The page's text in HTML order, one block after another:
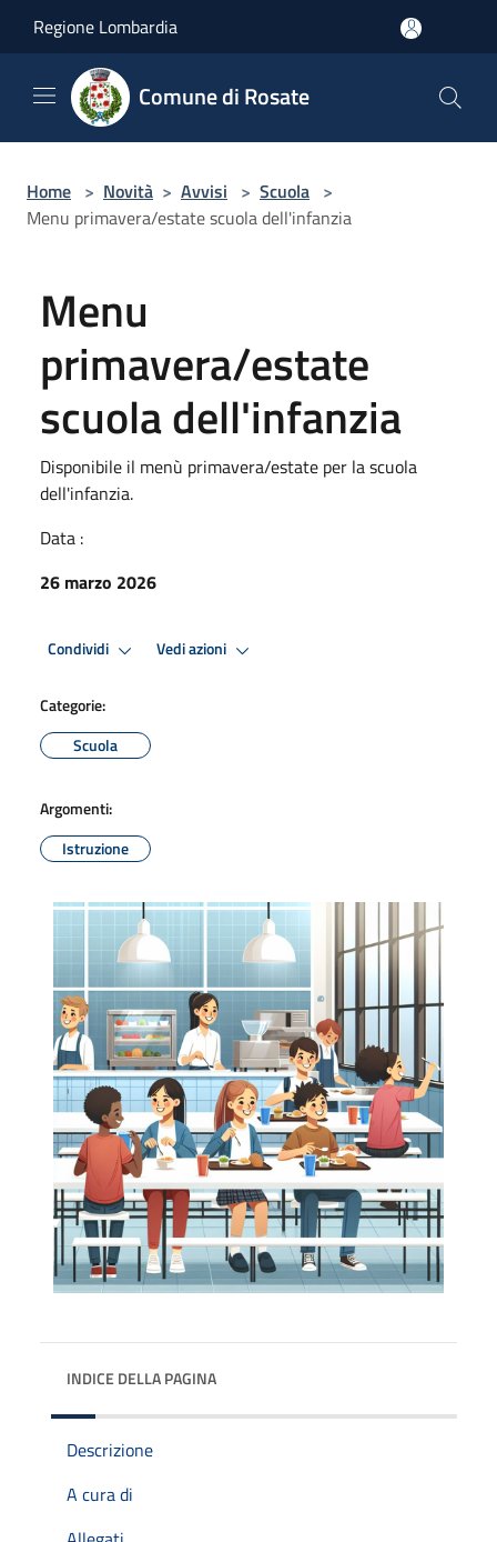
Regione Lombardia
Comune di Rosate
Home > Novità > Avvisi > Scuola >
Menu primavera/estate scuola dell'infanzia
Menu
primavera/estate
scuola dell'infanzia
Disponibile il menù primavera/estate per la scuola
dell'infanzia.
Data :
26 marzo 2026
Condividi Vedi azioni
Categorie:
Scuola
Argomenti:
Istruzione
INDICE DELLA PAGINA
Descrizione
A cura di